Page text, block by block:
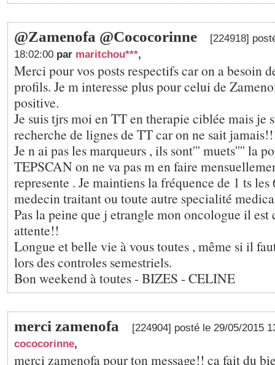
@Zamenofa @Cococorinne
[224918]
18:02:00 par maritchou***,
Merci pour vos posts respectifs car on a besoin
profils. Je m interesse plus pour celui de
positive.
Je suis tjrs moi en TT en therapie ciblée mais je
recherche de lignes de TT car on ne sait
Je n ai pas les marqueurs , ils sont''' muets'''' la
TEPSCAN on ne va pas m en faire
represente . Je maintiens la fréquence de 1 ts
medecin traitant ou toute autre specialité
Pas la peine que j etrangle mon oncologue il est
attente!!
Longue et belle vie à vous toutes , même si il
lors des controles semestriels.
Bon weekend à toutes - BIZES - CELINE
merci zamenofa
[224904] posté le 29/05/2015
cococorinne,
merci zamenofa pour ton message!! ca fait du